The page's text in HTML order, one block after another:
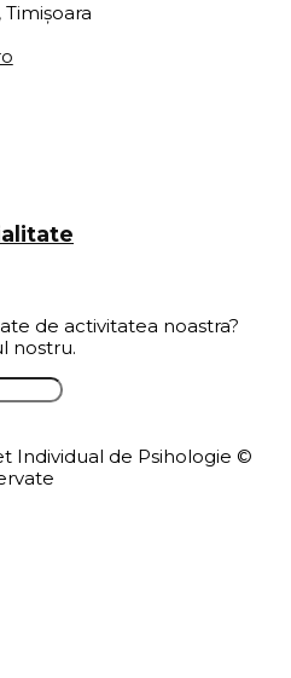
Timișoara
de activitatea noastra?
nostru.
Individual de Psihologie ©